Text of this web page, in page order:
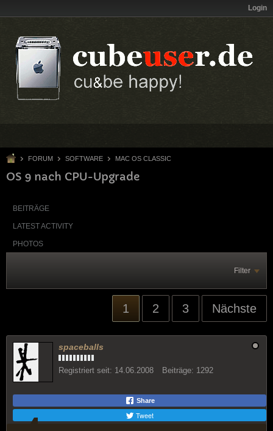
Login
FORUM SOFTWARE MAC OS CLASSIC
OS 9 nach CPU-Upgrade
BEITRÄGE
LATEST ACTIVITY
PHOTOS
Filter
1 2 3 Nächste
spaceballs
Registriert seit: 14.06.2008 Beiträge: 1292
Share
Tweet